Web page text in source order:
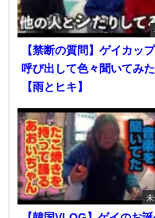
【禁断の質問】ゲイカッ
呼び出して色々聞いてみた
【雨とヒキ】